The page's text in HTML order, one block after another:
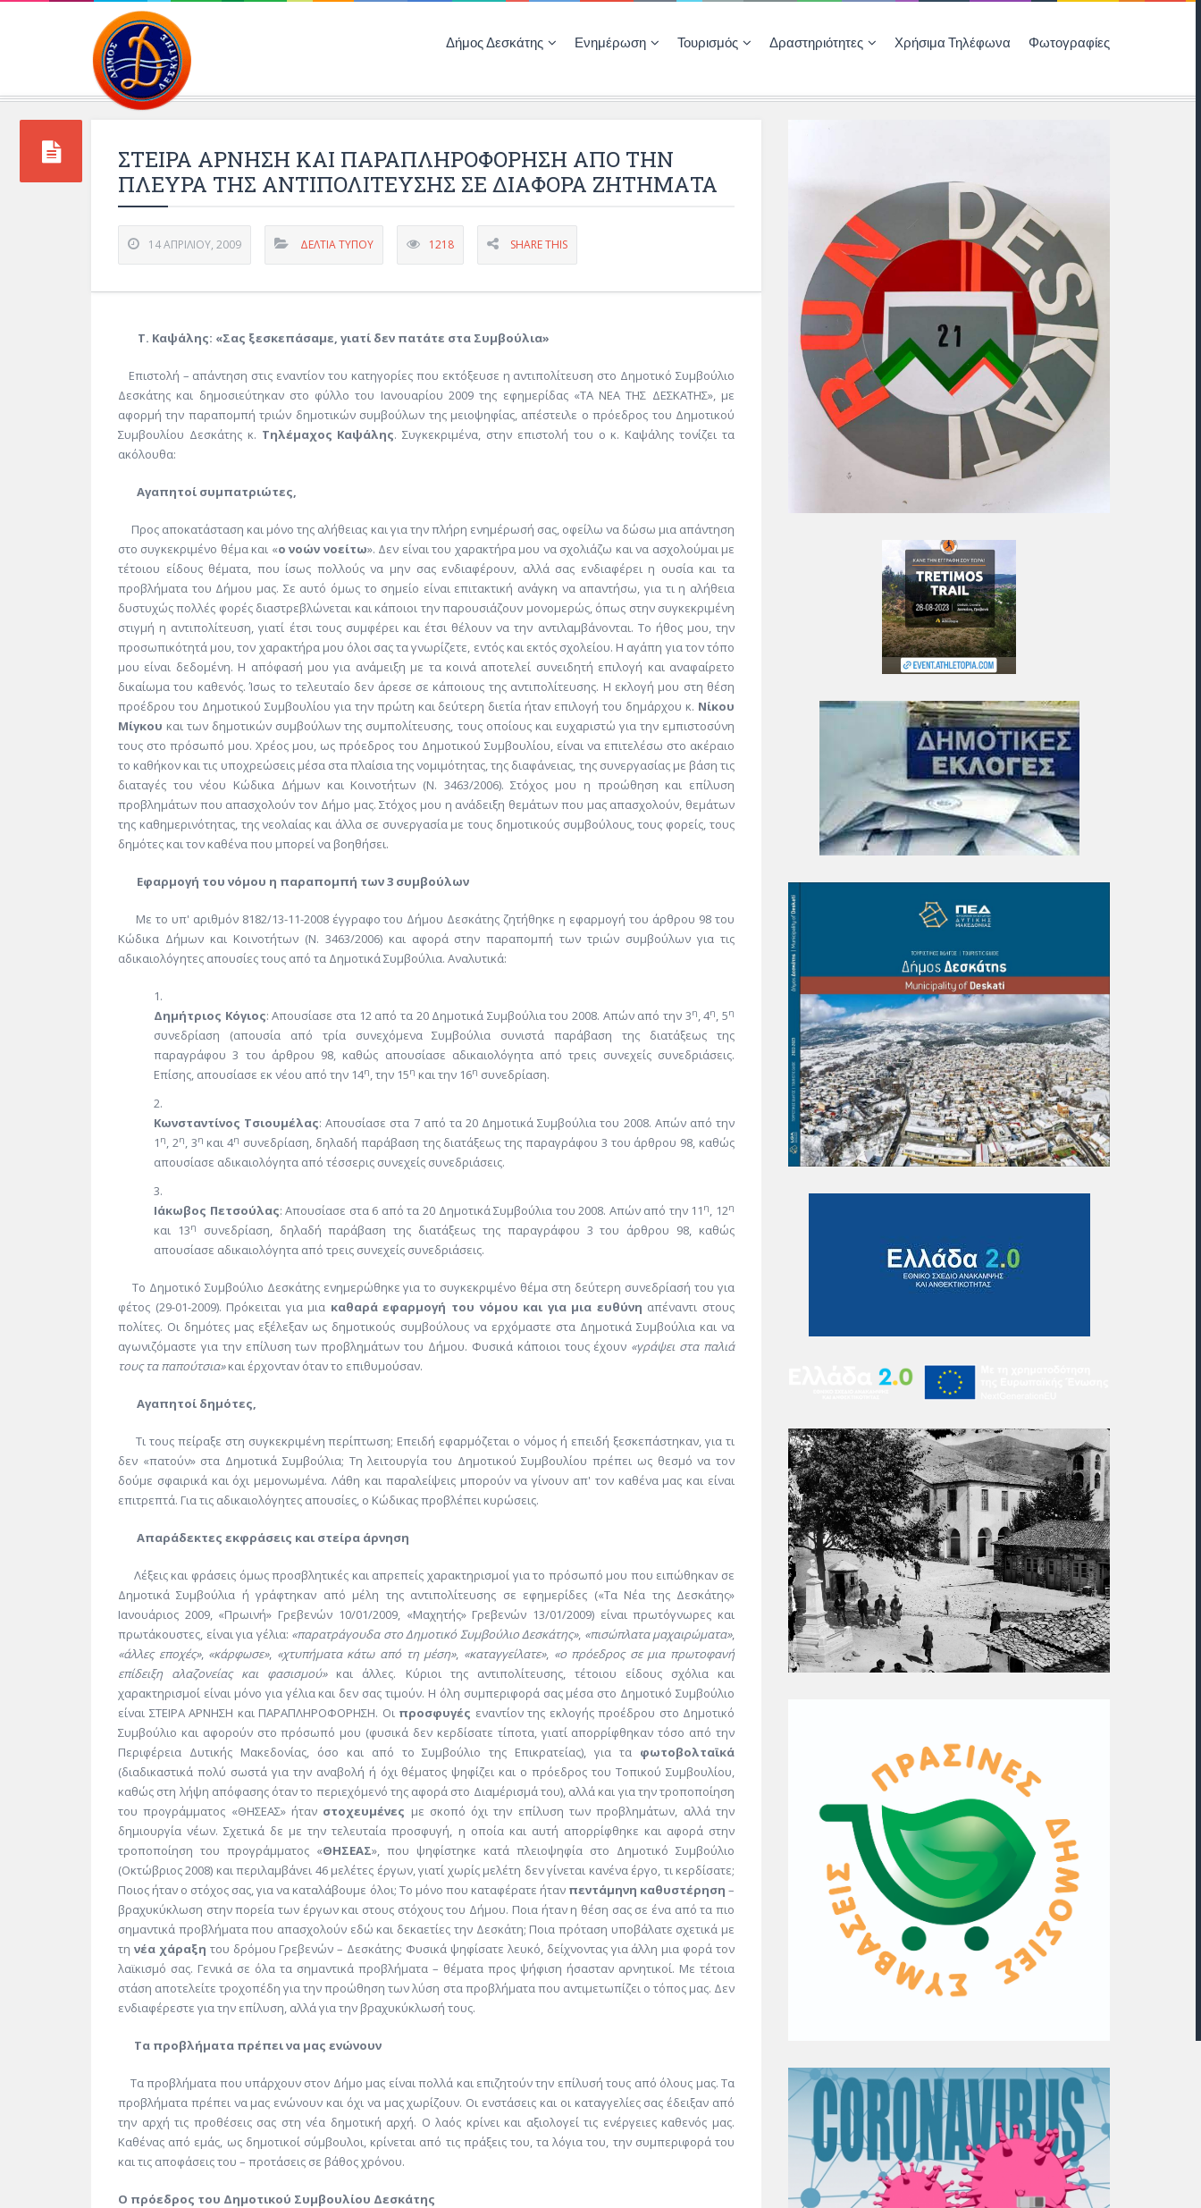
Δήμος Δεσκάτης Ενημέρωση Τουρισμός Δραστηριότητες Χρήσιμα Τηλέφωνα Φωτογραφίες
ΣΤΕΙΡΑ ΑΡΝΗΣΗ ΚΑΙ ΠΑΡΑΠΛΗΡΟΦΟΡΗΣΗ ΑΠΟ ΤΗΝ
ΠΛΕΥΡΑ ΤΗΣ ΑΝΤΙΠΟΛΙΤΕΥΣΗΣ ΣΕ ΔΙΑΦΟΡΑ ΖΗΤΗΜΑΤΑ
14 ΑΠΡΙΛΊΟΥ, 2009 ΔΕΛΤΊΑ ΤΎΠΟΥ 1218 SHARE THIS
Τ. Καψάλης: «Σας ξεσκεπάσαμε, γιατί δεν πατάτε στα Συμβούλια»
Επιστολή – απάντηση στις εναντίον του κατηγορίες που εκτόξευσε η αντιπολίτευση στο Δημοτικό Συμβούλιο
Δεσκάτης και δημοσιεύτηκαν στο φύλλο του Ιανουαρίου 2009 της εφημερίδας «ΤΑ ΝΕΑ ΤΗΣ ΔΕΣΚΑΤΗΣ», με
αφορμή την παραπομπή τριών δημοτικών συμβούλων της μειοψηφίας, απέστειλε ο πρόεδρος του Δημοτικού
Συμβουλίου Δεσκάτης κ. Τηλέμαχος Καψάλης. Συγκεκριμένα, στην επιστολή του ο κ. Καψάλης τονίζει τα
ακόλουθα:
Αγαπητοί συμπατριώτες,
Προς αποκατάσταση και μόνο της αλήθειας και για την πλήρη ενημέρωσή σας, οφείλω να δώσω μια απάντηση
στο συγκεκριμένο θέμα και «ο νοών νοείτω». Δεν είναι του χαρακτήρα μου να σχολιάζω και να ασχολούμαι με
τέτοιου είδους θέματα, που ίσως πολλούς να μην σας ενδιαφέρουν, αλλά σας ενδιαφέρει η ουσία και τα
προβλήματα του Δήμου μας. Σε αυτό όμως το σημείο είναι επιτακτική ανάγκη να απαντήσω, για τι η αλήθεια
δυστυχώς πολλές φορές διαστρεβλώνεται και κάποιοι την παρουσιάζουν μονομερώς, όπως στην συγκεκριμένη
στιγμή η αντιπολίτευση, γιατί έτσι τους συμφέρει και έτσι θέλουν να την αντιλαμβάνονται. Το ήθος μου, την
προσωπικότητά μου, τον χαρακτήρα μου όλοι σας τα γνωρίζετε, εντός και εκτός σχολείου. Η αγάπη για τον τόπο
μου είναι δεδομένη. Η απόφασή μου για ανάμειξη με τα κοινά αποτελεί συνειδητή επιλογή και αναφαίρετο
δικαίωμα του καθενός. Ίσως το τελευταίο δεν άρεσε σε κάποιους της αντιπολίτευσης. Η εκλογή μου στη θέση
προέδρου του Δημοτικού Συμβουλίου για την πρώτη και δεύτερη διετία ήταν επιλογή του δημάρχου κ. Νίκου
Μίγκου και των δημοτικών συμβούλων της συμπολίτευσης, τους οποίους και ευχαριστώ για την εμπιστοσύνη
τους στο πρόσωπό μου. Χρέος μου, ως πρόεδρος του Δημοτικού Συμβουλίου, είναι να επιτελέσω στο ακέραιο
το καθήκον και τις υποχρεώσεις μέσα στα πλαίσια της νομιμότητας, της διαφάνειας, της συνεργασίας με βάση τις
διαταγές του νέου Κώδικα Δήμων και Κοινοτήτων (Ν. 3463/2006). Στόχος μου η προώθηση και επίλυση
προβλημάτων που απασχολούν τον Δήμο μας. Στόχος μου η ανάδειξη θεμάτων που μας απασχολούν, θεμάτων
της καθημερινότητας, της νεολαίας και άλλα σε συνεργασία με τους δημοτικούς συμβούλους, τους φορείς, τους
δημότες και τον καθένα που μπορεί να βοηθήσει.
Εφαρμογή του νόμου η παραπομπή των 3 συμβούλων
Με το υπ' αριθμόν 8182/13-11-2008 έγγραφο του Δήμου Δεσκάτης ζητήθηκε η εφαρμογή του άρθρου 98 του
Κώδικα Δήμων και Κοινοτήτων (Ν. 3463/2006) και αφορά στην παραπομπή των τριών συμβούλων για τις
αδικαιολόγητες απουσίες τους από τα Δημοτικά Συμβούλια. Αναλυτικά:
Δημήτριος Κόγιος: Απουσίασε στα 12 από τα 20 Δημοτικά Συμβούλια του 2008. Απών από την 3η, 4η, 5η
συνεδρίαση (απουσία από τρία συνεχόμενα Συμβούλια συνιστά παράβαση της διατάξεως της
παραγράφου 3 του άρθρου 98, καθώς απουσίασε αδικαιολόγητα από τρεις συνεχείς συνεδριάσεις.
Επίσης, απουσίασε εκ νέου από την 14η, την 15η και την 16η συνεδρίαση.
Κωνσταντίνος Τσιουμέλας: Απουσίασε στα 7 από τα 20 Δημοτικά Συμβούλια του 2008. Απών από την
1 η, 2η, 3η και 4η συνεδρίαση, δηλαδή παράβαση της διατάξεως της παραγράφου 3 του άρθρου 98, καθώς
απουσίασε αδικαιολόγητα από τέσσερις συνεχείς συνεδριάσεις.
Ιάκωβος Πετσούλας: Απουσίασε στα 6 από τα 20 Δημοτικά Συμβούλια του 2008. Απών από την 11 η, 12η
και 13η
συνεδρίαση, δηλαδή παράβαση της διατάξεως της παραγράφου 3 του άρθρου 98, καθώς
απουσίασε αδικαιολόγητα από τρεις συνεχείς συνεδριάσεις.
Το Δημοτικό Συμβούλιο Δεσκάτης ενημερώθηκε για το συγκεκριμένο θέμα στη δεύτερη συνεδρίασή του για
φέτος (29-01-2009). Πρόκειται για μια καθαρά εφαρμογή του νόμου και για μια ευθύνη απέναντι στους
πολίτες. Οι δημότες μας εξέλεξαν ως δημοτικούς συμβούλους να ερχόμαστε στα Δημοτικά Συμβούλια και να
αγωνιζόμαστε για την επίλυση των προβλημάτων του Δήμου. Φυσικά κάποιοι τους έχουν «γράψει στα παλιά
τους τα παπούτσια»και έρχονταν όταν το επιθυμούσαν.
Αγαπητοί δημότες,
Τι τους πείραξε στη συγκεκριμένη περίπτωση; Επειδή εφαρμόζεται ο νόμος ή επειδή ξεσκεπάστηκαν, για τι
δεν «πατούν» στα Δημοτικά Συμβούλια; Τη λειτουργία του Δημοτικού Συμβουλίου πρέπει ως θεσμό να τον
δούμε σφαιρικά και όχι μεμονωμένα. Λάθη και παραλείψεις μπορούν να γίνουν απ' τον καθένα μας και είναι
επιτρεπτά. Για τις αδικαιολόγητες απουσίες, ο Κώδικας προβλέπει κυρώσεις.
Απαράδεκτες εκφράσεις και στείρα άρνηση
Λέξεις και φράσεις όμως προσβλητικές και απρεπείς χαρακτηρισμοί για το πρόσωπό μου που ειπώθηκαν σε
Δημοτικά Συμβούλια ή γράφτηκαν από μέλη της αντιπολίτευσης σε εφημερίδες («Τα Νέα της Δεσκάτης»
Ιανουάριος 2009, «Πρωινή» Γρεβενών 10/01/2009, «Μαχητής» Γρεβενών 13/01/2009) είναι πρωτόγνωρες και
πρωτάκουστες, είναι για γέλια: «παρατράγουδα στο Δημοτικό Συμβούλιο Δεσκάτης», «πισώπλατα μαχαιρώματα»,
«άλλες εποχές», «κάρφωσε», «χτυπήματα κάτω από τη μέση», «καταγγείλατε», «ο πρόεδρος σε μια πρωτοφανή
επίδειξη αλαζονείας και φασισμού» και άλλες. Κύριοι της αντιπολίτευσης, τέτοιου είδους σχόλια και
χαρακτηρισμοί είναι μόνο για γέλια και δεν σας τιμούν. Η όλη συμπεριφορά σας μέσα στο Δημοτικό Συμβούλιο
είναι ΣΤΕΙΡΑ ΑΡΝΗΣΗ και ΠΑΡΑΠΛΗΡΟΦΟΡΗΣΗ. Οι προσφυγές εναντίον της εκλογής προέδρου στο Δημοτικό
Συμβούλιο και αφορούν στο πρόσωπό μου (φυσικά δεν κερδίσατε τίποτα, γιατί απορρίφθηκαν τόσο από την
Περιφέρεια Δυτικής Μακεδονίας, όσο και από το Συμβούλιο της Επικρατείας), για τα φωτοβολταϊκά
(διαδικαστικά πολύ σωστά για την αναβολή ή όχι θέματος ψηφίζει και ο πρόεδρος του Τοπικού Συμβουλίου,
καθώς στη λήψη απόφασης όταν το περιεχόμενό της αφορά στο Διαμέρισμά του), αλλά και για την τροποποίηση
του προγράμματος «ΘΗΣΕΑΣ» ήταν στοχευμένες με σκοπό όχι την επίλυση των προβλημάτων, αλλά την
δημιουργία νέων. Σχετικά δε με την τελευταία προσφυγή, η οποία και αυτή απορρίφθηκε και αφορά στην
τροποποίηση του προγράμματος «ΘΗΣΕΑΣ», που ψηφίστηκε κατά πλειοψηφία στο Δημοτικό Συμβούλιο
(Οκτώβριος 2008) και περιλαμβάνει 46 μελέτες έργων, γιατί χωρίς μελέτη δεν γίνεται κανένα έργο, τι κερδίσατε;
Ποιος ήταν ο στόχος σας, για να καταλάβουμε όλοι; Το μόνο που καταφέρατε ήταν πεντάμηνη καθυστέρηση –
βραχυκύκλωση στην πορεία των έργων και στους στόχους του Δήμου. Ποια ήταν η θέση σας σε ένα από τα πιο
σημαντικά προβλήματα που απασχολούν εδώ και δεκαετίες την Δεσκάτη; Ποια πρόταση υποβάλατε σχετικά με
τη νέα χάραξη του δρόμου Γρεβενών – Δεσκάτης; Φυσικά ψηφίσατε λευκό, δείχνοντας για άλλη μια φορά τον
λαϊκισμό σας. Γενικά σε όλα τα σημαντικά προβλήματα – θέματα προς ψήφιση ήσασταν αρνητικοί. Με τέτοια
στάση αποτελείτε τροχοπέδη για την προώθηση των λύση στα προβλήματα που αντιμετωπίζει ο τόπος μας. Δεν
ενδιαφέρεστε για την επίλυση, αλλά για την βραχυκύκλωσή τους.
Τα προβλήματα πρέπει να μας ενώνουν
Τα προβλήματα που υπάρχουν στον Δήμο μας είναι πολλά και επιζητούν την επίλυσή τους από όλους μας. Τα
προβλήματα πρέπει να μας ενώνουν και όχι να μας χωρίζουν. Οι ενστάσεις και οι καταγγελίες σας έδειξαν από
την αρχή τις προθέσεις σας στη νέα δημοτική αρχή. Ο λαός κρίνει και αξιολογεί τις ενέργειες καθενός μας.
Καθένας από εμάς, ως δημοτικοί σύμβουλοι, κρίνεται από τις πράξεις του, τα λόγια του, την συμπεριφορά του
και τις αποφάσεις του – προτάσεις σε βάθος χρόνου.
Ο πρόεδρος του Δημοτικού Συμβουλίου Δεσκάτης